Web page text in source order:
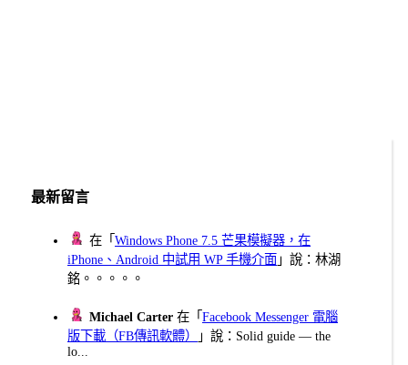
最新留言
在「Windows Phone 7.5 芒果模擬器，在
iPhone、Android 中試用 WP 手機介面 」說：林湖
銘。。。。。
Michael Carter 在「Facebook Messenger 電腦
版下載（FB傳訊軟體）
」說：Solid guide — the
lo...